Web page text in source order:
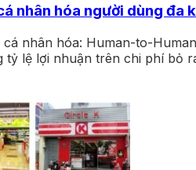
nhân hóa người dùng đa
nhân hóa: Human-to-
tỷ lệ lợi nhuận trên chi phí bỏ